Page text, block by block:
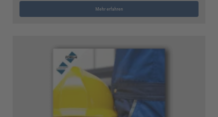
Mehr erfahren